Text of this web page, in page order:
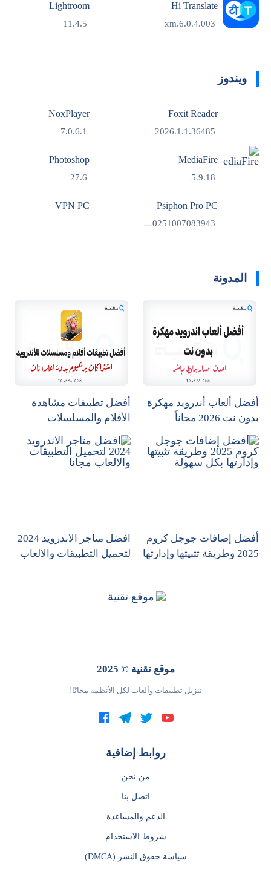
Hi Translate
Lightroom
ويندوز
Foxit Reader
NoxPlayer
MediaFire
Photoshop
Psiphon Pro PC
VPN PC
المدونة
أفضل ألعاب أندرويد مهكرة
بدون نت 2026 مجاناً
أفضل تطبيقات مشاهدة
الأفلام والمسلسلات
للأندرويد
أفضل إضافات جوجل كروم
2025 وطريقة تثبيتها وإدارتها
افضل متاجر الاندرويد 2024
لتحميل التطبيقات والالعاب
موقع تقنية © 2025
تنزيل تطبيقات وألعاب لكل الأنظمة مجانًا!
روابط إضافية
من نحن
اتصل بنا
الدعم والمساعدة
شروط الاستخدام
سياسة حقوق النشر (DMCA)